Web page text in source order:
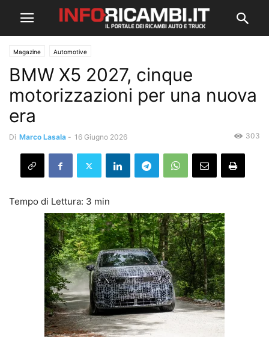
Magazine Automotive
BMW X5 2027, cinque
motorizzazioni per una nuova
era
Di Marco Lasala - 16 Giugno 2026 303